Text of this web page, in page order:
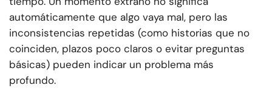
automáticamente que algo vaya mal, pero las
inconsistencias repetidas (como historias que no
coinciden, plazos poco claros o evitar preguntas
básicas) pueden indicar un problema más
profundo.